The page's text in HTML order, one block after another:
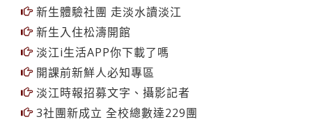
新生體驗社團 走淡水讀淡江
新生入住松濤開館
淡江i生活APP你下載了嗎
開課前新鮮人必知專區
淡江時報招募文字、攝影記者
3社團新成立 全校總數達229團